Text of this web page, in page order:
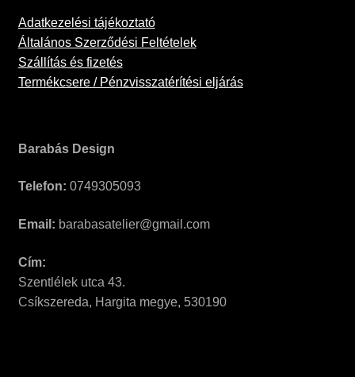
Adatkezelési tájékoztató
Általános Szerződési Feltételek
Szállítás és fizetés
Termékcsere / Pénzvisszatérítési eljárás
Barabás Design
Telefon: 0749305093
Email: barabasatelier@gmail.com
Cím:
Szentlélek utca 43.
Csíkszereda, Hargita megye, 530190